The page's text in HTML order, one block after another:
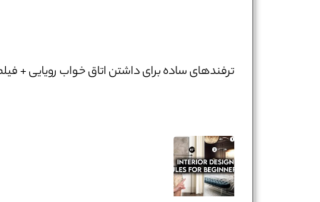
ترفندهای ساده برای داشتن اتاق خواب رویایی +
نام و نام خانوادگی : *